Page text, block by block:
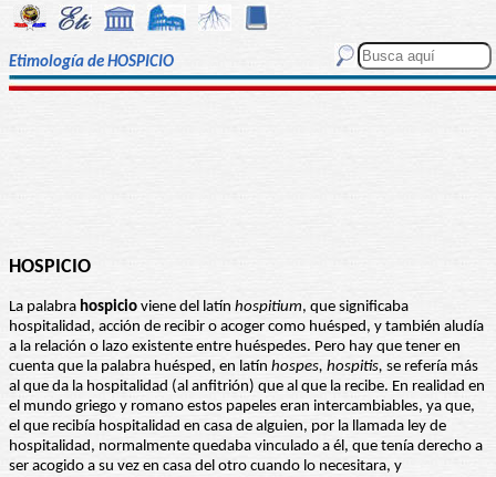
Etimología de HOSPICIO
HOSPICIO
La palabra hospicio viene del latín hospitium, que significaba
hospitalidad, acción de recibir o acoger como huésped, y también aludía
a la relación o lazo existente entre huéspedes. Pero hay que tener en
cuenta que la palabra huésped, en latín hospes, hospitis, se refería más
al que da la hospitalidad (al anfitrión) que al que la recibe. En realidad en
el mundo griego y romano estos papeles eran intercambiables, ya que,
el que recibía hospitalidad en casa de alguien, por la llamada ley de
hospitalidad, normalmente quedaba vinculado a él, que tenía derecho a
ser acogido a su vez en casa del otro cuando lo necesitara, y